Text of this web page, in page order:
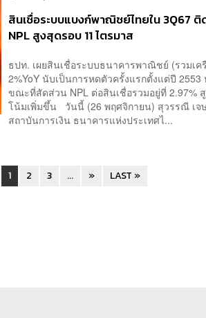
สินเชื่อระบบแบงก์พาณิชย์ไทยใน 3Q67
NPL สูงสุดรอบ 11 ไตรมาส
ธปท. เผยสินเชื่อระบบธนาคารพาณิชย์ (รวมเ
2%YoY นับเป็นการหดตัวครั้งแรกตั้งแต่ปี 2553
ขณะที่สัดส่วน NPL ต่อสินเชื่อรวมอยู่ที่ 2.97%
โน้มเพิ่มขึ้น วันนี้ (26 พฤศจิกายน) สุวรรณี เจ
สถาบันการเงิน ธนาคารแห่งประเทศไ...
1 2 3 ... » LAST »